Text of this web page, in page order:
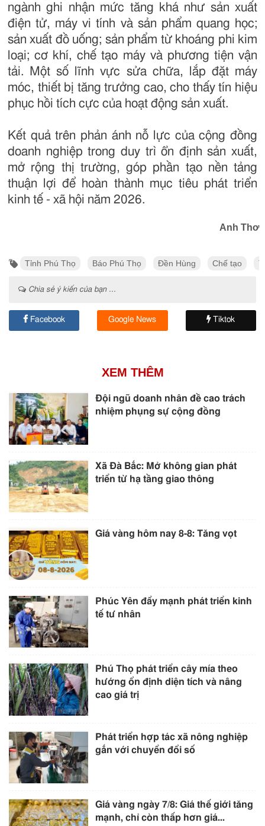
ngành ghi nhận mức tăng khá như sản xuất
điện tử, máy vi tính và sản phẩm quang học;
sản xuất đồ uống; sản phẩm từ khoáng phi kim
loại; cơ khí, chế tạo máy và phương tiện vận
tải. Một số lĩnh vực sửa chữa, lắp đặt máy
móc, thiết bị tăng trưởng cao, cho thấy tín hiệu
phục hồi tích cực của hoạt động sản xuất.
Kết quả trên phản ánh nỗ lực của cộng đồng
doanh nghiệp trong duy trì ổn định sản xuất,
mở rộng thị trường, góp phần tạo nền tảng
thuận lợi để hoàn thành mục tiêu phát triển
kinh tế - xã hội năm 2026.
Anh Thơ
Tỉnh Phú Thọ Báo Phú Thọ Đền Hùng Chế tạo
Chia sẻ ý kiến của bạn ...
Facebook Google News Tiktok
XEM THÊM
Đội ngũ doanh nhân đề cao trách
nhiệm phụng sự cộng đồng
Xã Đà Bắc: Mở không gian phát
triển từ hạ tầng giao thông
Giá vàng hôm nay 8-8: Tăng vọt
Phúc Yên đẩy mạnh phát triển kinh
tế tư nhân
Phú Thọ phát triển cây mía theo
hướng ổn định diện tích và nâng
cao giá trị
Phát triển hợp tác xã nông nghiệp
gắn với chuyển đổi số
Giá vàng ngày 7/8: Giá thế giới tăng
mạnh, chỉ còn thấp hơn giá...